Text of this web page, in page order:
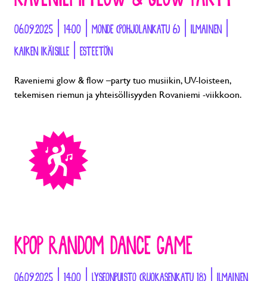
06.09.2025 | 14:00 | MONDE (POHJOLANKATU 6) | ILMAINEN |
KAIKEN IKÄISILLE | ESTEETÖN
Raveniemi glow & flow –party tuo musiikin, UV-loisteen,
tekemisen riemun ja yhteisöllisyyden Rovaniemi -viikkoon.
KPOP RANDOM DANCE GAME